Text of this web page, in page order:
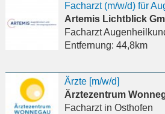
Artemis Lichtblick
Facharzt
Entfernung: 44,8km
Ärzte [m/w/d]
Ärztezentrum
Facharztin Osthofen